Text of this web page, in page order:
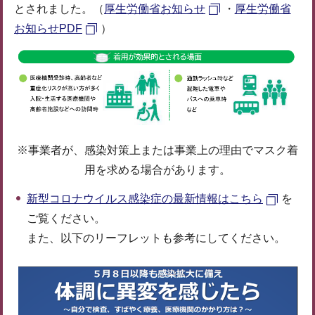
とされました。（ 厚生労働省お知らせ ・ 厚生労働省
お知らせPDF
）
※事業者が、感染対策上または事業上の理由でマスク着
用を求める場合があります。
新型コロナウイルス感染症の最新情報はこちら
を
ご覧ください。
また、以下のリーフレットも参考にしてください。